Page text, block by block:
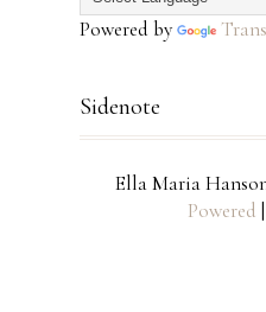
Powered by
Sidenote
Ella Maria
Powered